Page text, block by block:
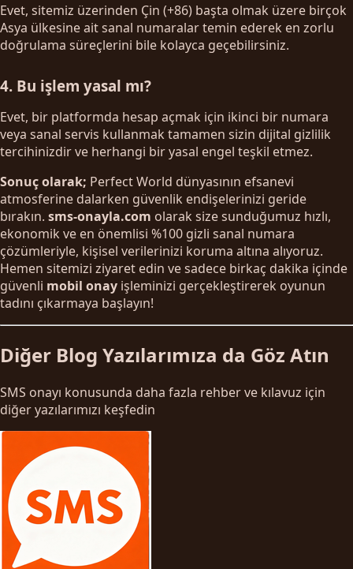
Evet, sitemiz üzerinden Çin (+86) başta olmak üzere birçok
Asya ülkesine ait sanal numaralar temin ederek en zorlu
doğrulama süreçlerini bile kolayca geçebilirsiniz.
4. Bu işlem yasal mı?
Evet, bir platformda hesap açmak için ikinci bir numara
veya sanal servis kullanmak tamamen sizin dijital gizlilik
tercihinizdir ve herhangi bir yasal engel teşkil etmez.
Sonuç olarak; Perfect World dünyasının efsanevi
atmosferine dalarken güvenlik endişelerinizi geride
bırakın. sms-onayla.com olarak size sunduğumuz hızlı,
ekonomik ve en önemlisi %100 gizli sanal numara
çözümleriyle, kişisel verilerinizi koruma altına alıyoruz.
Hemen sitemizi ziyaret edin ve sadece birkaç dakika içinde
güvenli mobil onay işleminizi gerçekleştirerek oyunun
tadını çıkarmaya başlayın!
Diğer Blog Yazılarımıza da Göz Atın
SMS onayı konusunda daha fazla rehber ve kılavuz için
diğer yazılarımızı keşfedin